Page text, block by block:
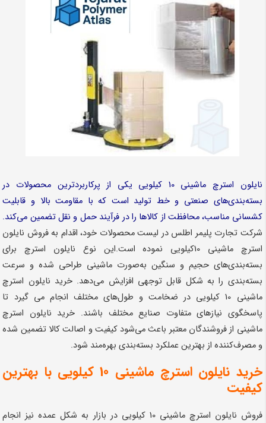
نایلون استرچ ماشینی 10 کیلویی یکی از پرکاربردترین محصولات در
بسته‌بندی‌های صنعتی و خط تولید است که با مقاومت بالا و قابلیت
کشسانی مناسب، محافظت از کالاها را در فرآیند حمل و نقل تضمین می‌کند.
شرکت تجارت پلیمر اطلس در لیست محصولات خود، اقدام به فروش نایلون
استرچ ماشینی 10کیلویی نموده است.این نوع نایلون استرچ برای
بسته‌بندی‌های حجیم و سنگین به‌صورت ماشینی طراحی شده و سرعت
بسته‌بندی را به شکل قابل توجهی افزایش می‌دهد. خرید نایلون استرچ
ماشینی 10 کیلویی در ضخامت و طول‌های مختلف انجام می گیرد تا
پاسخگوی نیازهای متفاوت صنایع مختلف باشند. خرید نایلون استرچ
ماشینی از فروشندگان معتبر باعث می‌شود کیفیت و اصالت کالا تضمین شده
و مصرف‌کننده از بهترین عملکرد بسته‌بندی بهره‌مند شود.
خرید نایلون استرچ ماشینی 10 کیلویی با بهترین
کیفیت
فروش نایلون استرچ ماشینی 10 کیلویی در بازار به شکل عمده نیز انجام